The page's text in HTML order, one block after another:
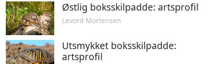
Østlig boksskilpadde: artsprofil
Levord Mortensen
Utsmykket boksskilpadde:
artsprofil